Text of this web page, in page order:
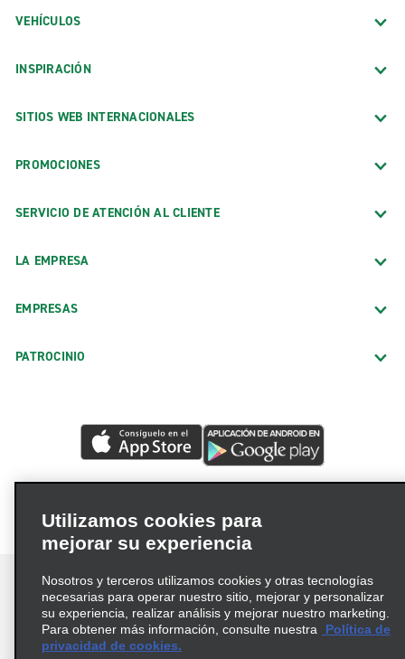
VEHÍCULOS
INSPIRACIÓN
SITIOS WEB INTERNACIONALES
PROMOCIONES
SERVICIO DE ATENCIÓN AL CLIENTE
LA EMPRESA
EMPRESAS
PATROCINIO
Términos de uso
Política de privacidad
Utilizamos cookies para
mejorar su experiencia
Nosotros y terceros utilizamos cookies y otras tecnologías
necesarias para operar nuestro sitio, mejorar y personalizar
su experiencia, realizar análisis y mejorar nuestro marketing.
Para obtener más información, consulte nuestra
Política de
privacidad de cookies.